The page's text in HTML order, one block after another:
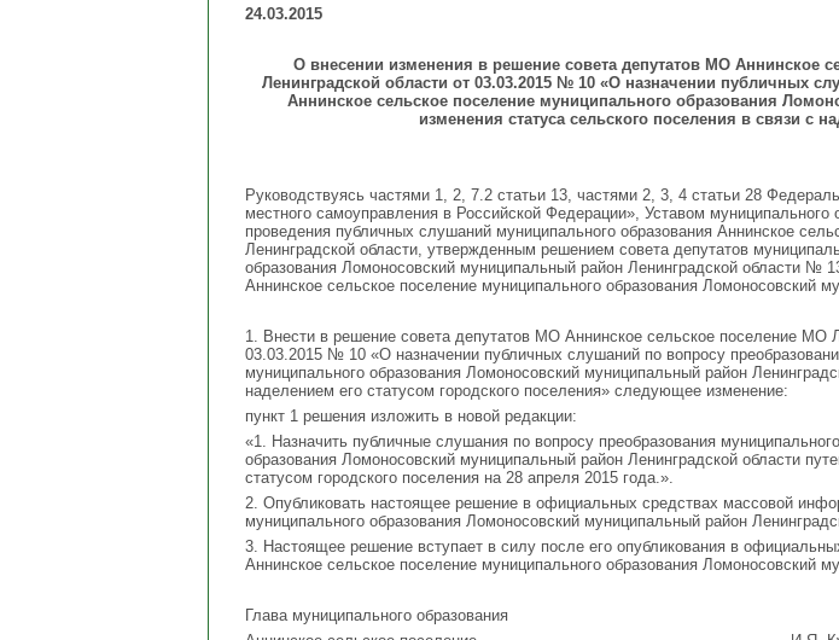
24.03.2015 №
О внесении изменения в решение совета депутатов МО
Ленинградской области от 03.03.2015 № 10 «О назначении публичных
Аннинское сельское поселение муниципального образования
изменения статуса сельского поселения в связи с
Руководствуясь частями 1, 2, 7.2 статьи 13, частями 2, 3, 4 статьи 28
местного самоуправления в Российской Федерации», Уставом
проведения публичных слушаний муниципального образования Аннинское
Ленинградской области, утвержденным решением совета депутатов
образования Ломоносовский муниципальный район Ленинградской области №
Аннинское сельское поселение муниципального образования Ломоносовский
1. Внести в решение совета депутатов МО Аннинское сельское поселение МО
03.03.2015 № 10 «О назначении публичных слушаний по вопросу
муниципального образования Ломоносовский муниципальный район
наделением его статусом городского поселения» следующее изменение:
пункт 1 решения изложить в новой редакции:
«1. Назначить публичные слушания по вопросу преобразования
образования Ломоносовский муниципальный район Ленинградской области
статусом городского поселения на 28 апреля 2015 года.».
2. Опубликовать настоящее решение в официальных средствах массовой
муниципального образования Ломоносовский муниципальный район
3. Настоящее решение вступает в силу после его опубликования в
Аннинское сельское поселение муниципального образования Ломоносовский
Глава муниципального образования